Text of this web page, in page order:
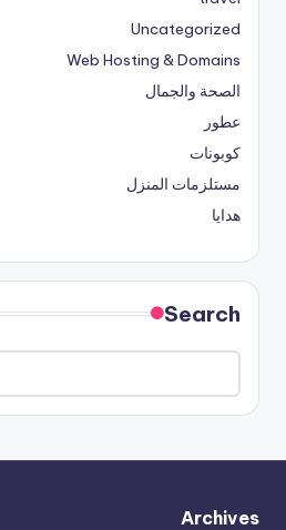
Uncategorized
Web Hosting & Domains
الصحة والجمال
عطور
كوبونات
مستلزمات المنزل
هدايا
Search
Archives